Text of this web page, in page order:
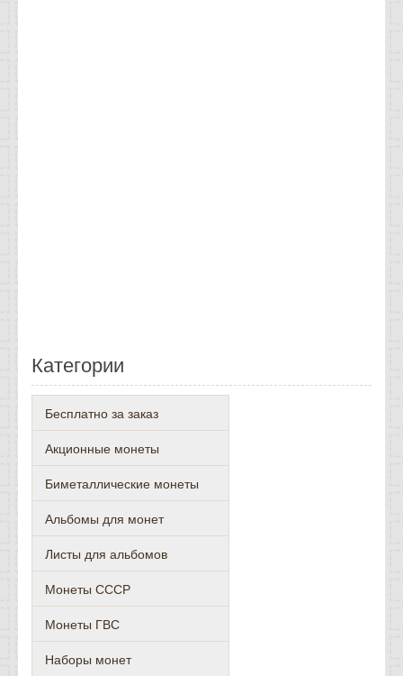
Категории
Бесплатно за заказ
Акционные монеты
Биметаллические монеты
Альбомы для монет
Листы для альбомов
Монеты СССР
Монеты ГВС
Наборы монет